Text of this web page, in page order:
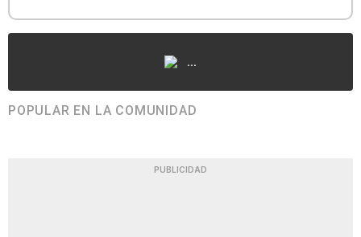
...
POPULAR EN LA COMUNIDAD
PUBLICIDAD